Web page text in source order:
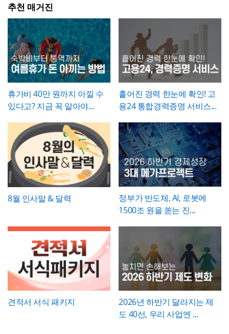
💡 작성 팁
휴직원은세부사유를 구체적이고 명확하게
서술하는 것이 승인 절차를 원활하게 하는 핵
심입니다. 질병휴직의 경우 진단명과 필요 요
양 기간에 대한 의사 소견을 구체적으로 기재
하고, 진단서 등 객관적 증빙서류를 반드시 첨
부하도록 안내하시기 바랍니다. 휴직기간과
복직예정일은 가능한 명확한 날짜로 특정하
고, 만약 진단 결과에 따라 기간이 변동될 가
능성이 있다면 그 가능성을 세부사유에 함께
언급해두는 것이 좋습니다.
여 등)에 관한 세부 사항은 별도의 인사발령
통지서나 근로계약 변경 합의서로 함께 정리
해두는 것이 바람직합니다. 임명장 자체에는
직책과 발령일 외의 세부 조건(급여 변동, 권
한 범위 등)을 담지 않는 것이 일반적이므로,
이런 실무적 내용이 필요하다면 별도 문서로
보완하는 것이 좋습니다.
💡 작성 팁
임명장은 상징적 의미가 큰 문서인 만큼,문구
를 간결하면서도 격식 있게 다듬는 것이 중요
합니다. 발령일자, 소속, 직책명은 실제 인사
발령 결재 내용과 정확히 일치시켜 기재하고,
영문 성명 표기는 여권이나 사원증에 등록된
로마자 표기법과 통일해 혼선이 없도록 하시
기 바랍니다. 문서번호는 사내 인사발령 대장
의 번호 체계와 연동해 부여하면, 추후 임명
이력을 조회하거나 경력증명서 발급 시 참조
추천 매거진
휴가비 40만 원까지 아낄 수
있다고? 지금 꼭 알아야...
흩어진 경력 한눈에 확인! 고
용24 통합경력증명 서비스...
8월 인사말 & 달력
정부가 반도체, AI, 로봇에
1500조 원을 쏟는 진...
견적서 서식 패키지
2026년 하반기 달라지는 제
도 40선, 우리 사업엔 ...